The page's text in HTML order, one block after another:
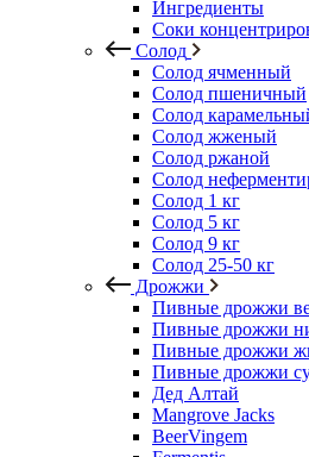
Ингредиенты
Соки
Солод
Солод ячменный
Солод пшеничный
Солод
Солод жженый
Солод ржаной
Солод
Солод 1 кг
Солод 5 кг
Солод 9 кг
Солод 25-50 кг
Дрожжи
Пивные дрожжи
Пивные дрожжи
Пивные дрожжи
Пивные дрожжи
Дед Алтай
Mangrove Jacks
BeerVingem